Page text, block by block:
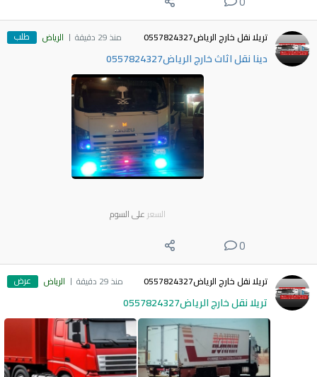
تريلا نقل خارج الرياض0557824327 منذ 29 دقيقة الرياض طلب
دينا نقل اثاث خارج الرياض0557824327
السعر على السوم
0
تريلا نقل خارج الرياض0557824327 منذ 29 دقيقة الرياض عرض
تريلا نقل خارج الرياض0557824327